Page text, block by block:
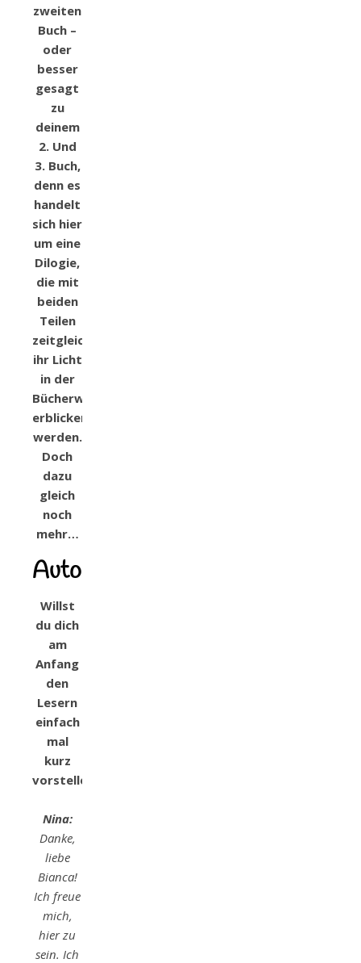
zweiten
Buch –
oder
besser
gesagt
zu
deinem
2. Und
3. Buch,
denn es
handelt
sich hier
um eine
Dilogie,
die mit
beiden
Teilen
zeitgleich
ihr Licht
in der
Bücherwelt
erblicken
werden.
Doch
dazu
gleich
noch
mehr…
Autorenvorstellung
Willst
du dich
am
Anfang
den
Lesern
einfach
mal
kurz
vorstellen?
Nina:
Danke,
liebe
Bianca!
Ich freue
mich,
hier zu
sein. Ich